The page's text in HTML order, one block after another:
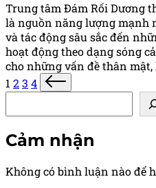
Trung tâm Đám Rối Dương
là nguồn năng lượng mạnh
và tác động sâu sắc đến
hoạt động theo dạng sóng
cho những vấn đề thân
Phân
bài
viết
1 23 4Next
page
Cảm nhận
Không có bình luận nào để